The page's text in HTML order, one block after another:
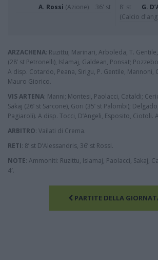
A. Rossi (Azione) 36' st 8' st
G.
(Calcio
ARZACHENA: Ruzittu; Marinari, Arboleda, T.
(28’ st Petronelli), Islamaj, Galdean, Ponsat;
A disp. Cotardo, Peana, Sirigu, P. Gentile, Mannoni,
Mauro Giorico.
VIS ARTENA: Manni; Montesi, Paolacci, Cataldi;
Sakaj (26’ st Sarcone), Gori (35’ st Palombi);
Pagiaroli). A disp. Tocci, D’Angeli, Esposito, Ciotoli.
ARBITRO: Vailati di Crema.
RETI: 8’ st D’Alessandris, 36’ st Rossi.
NOTE: Ammoniti: Ruzittu, Islamaj, Paolacci, Sakaj,
4′.
PARTITE DELLA